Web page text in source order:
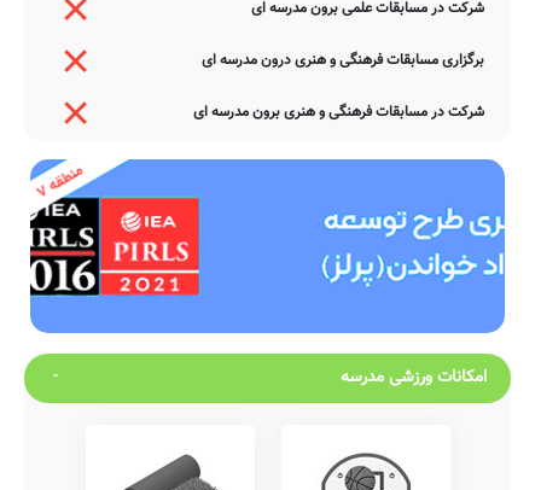
شرکت در مسابقات علمی برون مدرسه ای
برگزاری مسابقات فرهنگی و هنری درون مدرسه ای
شرکت در مسابقات فرهنگی و هنری برون مدرسه ای
امکانات ورزشی مدرسه